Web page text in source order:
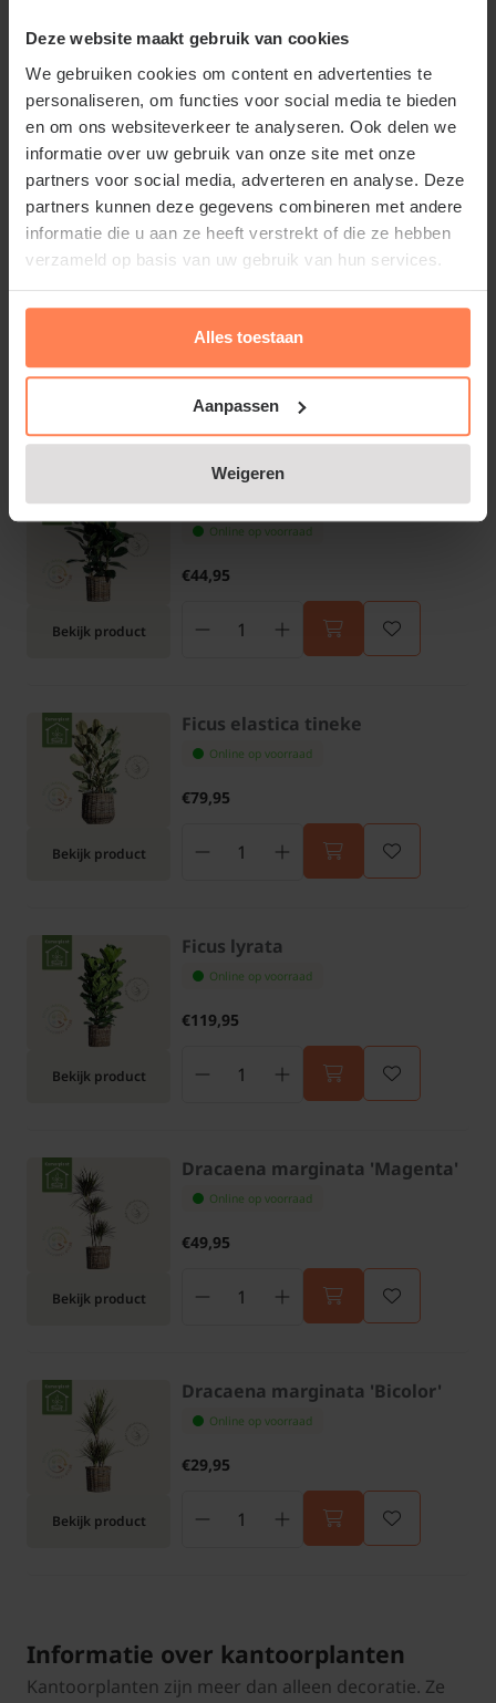
Deze website maakt gebruik van cookies
We gebruiken cookies om content en advertenties te
personaliseren, om functies voor social media te bieden
en om ons websiteverkeer te analyseren. Ook delen we
informatie over uw gebruik van onze site met onze
partners voor social media, adverteren en analyse. Deze
partners kunnen deze gegevens combineren met andere
informatie die u aan ze heeft verstrekt of die ze hebben
verzameld op basis van uw gebruik van hun services.
Alles toestaan
Aanpassen
Weigeren
Bekijk product
Ficus lyrata Bambino
€49,95
Online op voorraad
Bekijk product
Ficus elastica robusta
Online op voorraad
€44,95
Bekijk product
Ficus elastica tineke
Online op voorraad
€79,95
Bekijk product
Ficus lyrata
Online op voorraad
€119,95
Bekijk product
Dracaena marginata 'Magenta'
Online op voorraad
€49,95
Bekijk product
Dracaena marginata 'Bicolor'
Online op voorraad
€29,95
Informatie over kantoorplanten
Kantoorplanten zijn meer dan alleen decoratie. Ze